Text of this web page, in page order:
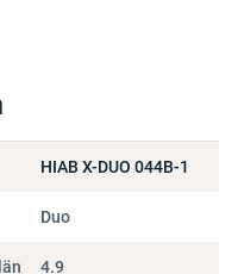
(M)
HIAB X-DUO 044B-1
Duo
4.9